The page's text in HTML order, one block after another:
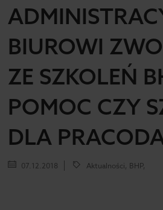
BIUROWI
ZE SZKOLEŃ
POMOC CZY
DLA
07.12.2018 Aktualności, BHP,